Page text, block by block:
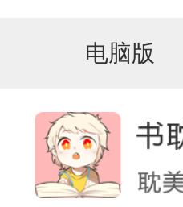
电脑版